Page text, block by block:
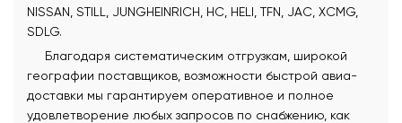
NISSAN, STILL, JUNGHEINRICH, HC, HELI, TFN, JAC, XCMG,
SDLG.
Благодаря систематическим отгрузкам, широкой
географии поставщиков, возможности быстрой авиа-
доставки мы гарантируем оперативное и полное
удовлетворение любых запросов по снабжению, как